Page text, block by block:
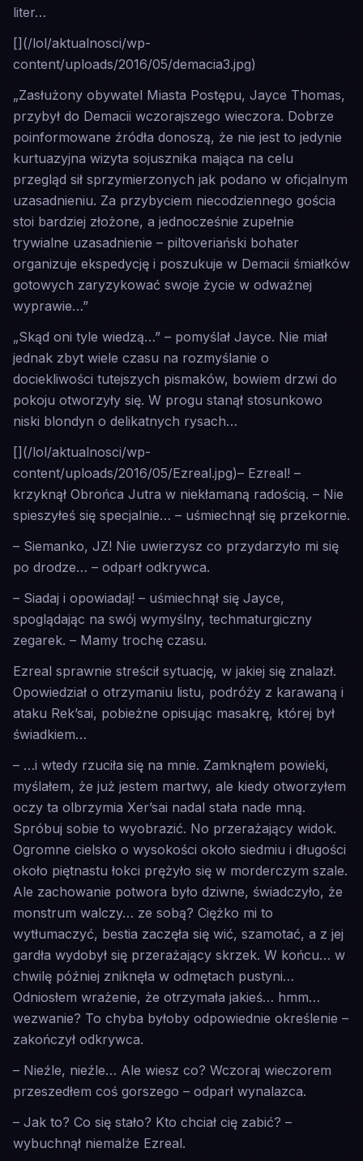
liter…
[](/lol/aktualnosci/wp-
content/uploads/2016/05/demacia3.jpg)
„Zasłużony obywatel Miasta Postępu, Jayce Thomas,
przybył do Demacii wczorajszego wieczora. Dobrze
poinformowane źródła donoszą, że nie jest to jedynie
kurtuazyjna wizyta sojusznika mająca na celu
przegląd sił sprzymierzonych jak podano w oficjalnym
uzasadnieniu. Za przybyciem niecodziennego gościa
stoi bardziej złożone, a jednocześnie zupełnie
trywialne uzasadnienie – piltoveriański bohater
organizuje ekspedycję i poszukuje w Demacii śmiałków
gotowych zaryzykować swoje życie w odważnej
wyprawie…”
„Skąd oni tyle wiedzą…” – pomyślał Jayce. Nie miał
jednak zbyt wiele czasu na rozmyślanie o
dociekliwości tutejszych pismaków, bowiem drzwi do
pokoju otworzyły się. W progu stanął stosunkowo
niski blondyn o delikatnych rysach…
[](/lol/aktualnosci/wp-
content/uploads/2016/05/Ezreal.jpg)– Ezreal! –
krzyknął Obrońca Jutra w niekłamaną radością. – Nie
spieszyłeś się specjalnie… – uśmiechnął się przekornie.
– Siemanko, JZ! Nie uwierzysz co przydarzyło mi się
po drodze… – odparł odkrywca.
– Siadaj i opowiadaj! – uśmiechnął się Jayce,
spoglądając na swój wymyślny, techmaturgiczny
zegarek. – Mamy trochę czasu.
Ezreal sprawnie streścił sytuację, w jakiej się znalazł.
Opowiedział o otrzymaniu listu, podróży z karawaną i
ataku Rek’sai, pobieżne opisując masakrę, której był
świadkiem…
– …i wtedy rzuciła się na mnie. Zamknąłem powieki,
myślałem, że już jestem martwy, ale kiedy otworzyłem
oczy ta olbrzymia Xer’sai nadal stała nade mną.
Spróbuj sobie to wyobrazić. No przerażający widok.
Ogromne cielsko o wysokości około siedmiu i długości
około piętnastu łokci prężyło się w morderczym szale.
Ale zachowanie potwora było dziwne, świadczyło, że
monstrum walczy… ze sobą? Ciężko mi to
wytłumaczyć, bestia zaczęła się wić, szamotać, a z jej
gardła wydobył się przerażający skrzek. W końcu… w
chwilę później zniknęła w odmętach pustyni…
Odniosłem wrażenie, że otrzymała jakieś… hmm…
wezwanie? To chyba byłoby odpowiednie określenie –
zakończył odkrywca.
– Nieźle, nieźle… Ale wiesz co? Wczoraj wieczorem
przeszedłem coś gorszego – odparł wynalazca.
– Jak to? Co się stało? Kto chciał cię zabić? –
wybuchnął niemalże Ezreal.